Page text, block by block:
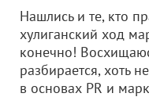
Нашлись и те, кто
хулиганский ход
конечно!
разбирается, хоть
в основах PR и